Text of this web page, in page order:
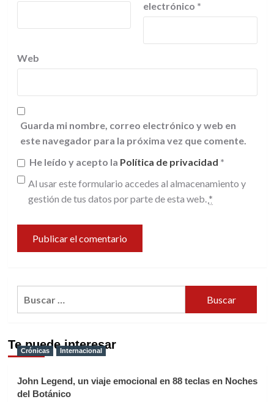
electrónico *
Web
Guarda mi nombre, correo electrónico y web en
este navegador para la próxima vez que comente.
He leído y acepto la Política de privacidad *
Al usar este formulario accedes al almacenamiento y
gestión de tus datos por parte de esta web. *
Te puede interesar
Crónicas Internacional
John Legend, un viaje emocional en 88 teclas en Noches
del Botánico